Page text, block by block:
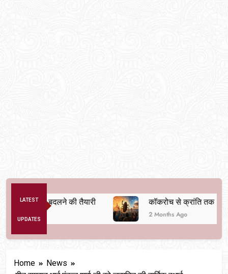
LATEST
UPDATES
व्यवस्था बदलने की तैयारी कॉकरोच से क्रांति तक
2 Months Ago
Home
News